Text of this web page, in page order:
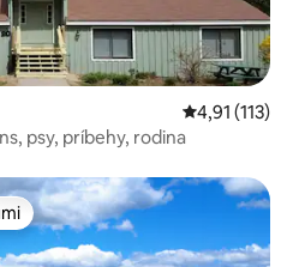
Priemerné
4,91 (113)
psy, príbehy, rodina